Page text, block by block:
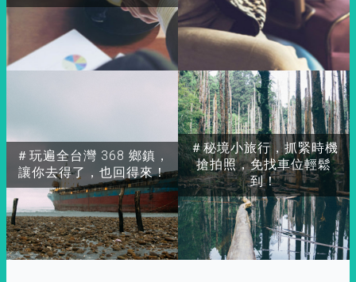
＃玩遍全台灣 368 鄉鎮，
讓你去得了，也回得來！
＃秘境小旅行，抓緊時機
搶拍照，免找車位輕鬆
到！